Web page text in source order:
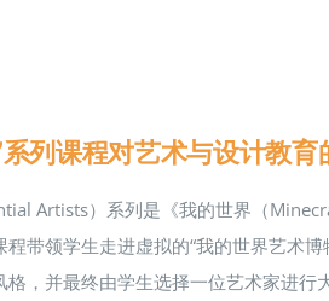
列课程对艺术与设计教育
Artists）系列是《我的世界（
带领学生走进虚拟的“我的世界艺术
，并最终由学生选择一位艺术家进